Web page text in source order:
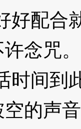
配合
念咒
间到
声音